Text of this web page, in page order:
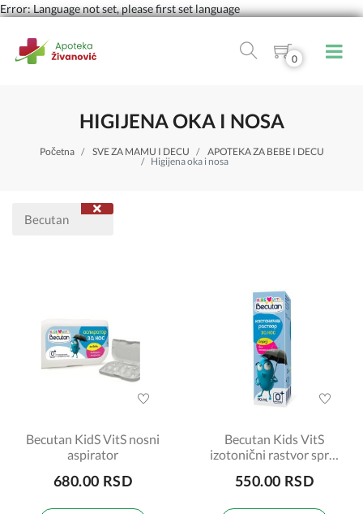
Error: Language not set, please first set language
0
HIGIJENA OKA I NOSA
Početna SVE ZA MAMU I DECU
APOTEKA ZA BEBE I DECU
Higijena oka i nosa
Becutan
Becutan KidS VitS nosni
aspirator
680.00 RSD
Becutan Kids VitS
izotonični rastvor sprej
550.00 RSD